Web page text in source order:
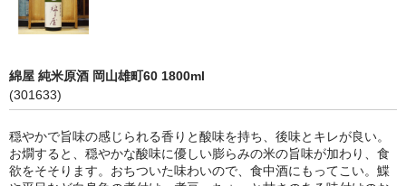
秋鹿・奥鹿 秋鹿酒造（大阪府豊能郡能勢町）
竹泉 田治米（兵庫県朝来市）
諏訪泉 諏訪酒造（鳥取県八頭郡智頭町）
綿屋 純米原酒 岡山雄町60 1800ml
(301633)
穏やかで旨味の感じられる香りと酸味を持ち、後味とキレが良い。
お燗すると、穏やかな酸味に優しい膨らみの米の旨味が加わり、食
欲をそそります。おちついた味わいので、食中酒にもってこい。鰈